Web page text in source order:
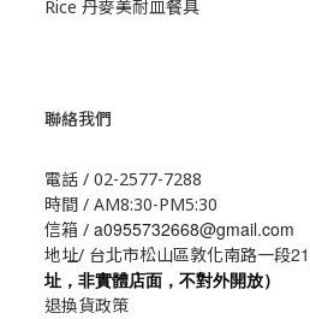
Rice 丹麥美耐皿餐具
聯絡我們
電話 / 02-2577-7288
時間 / AM8:30-PM5:30
信箱 / a0955732668@gmail.com
地址/ 台北市松山區敦化南路一段21
址，非實體店面，不對外開放）
退換貨政策